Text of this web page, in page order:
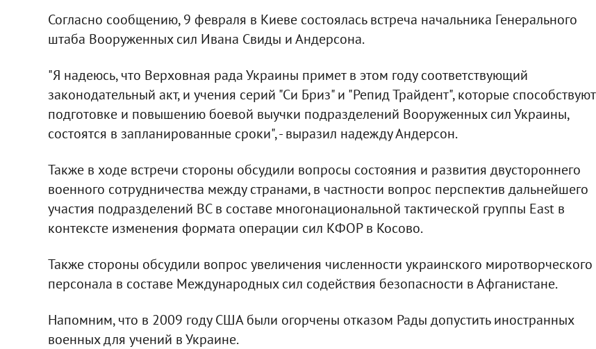
Согласно сообщению, 9 февраля в Киеве состоялась встреча начальника Генерального
штаба Вооруженных сил Ивана Свиды и Андерсона.
"Я надеюсь, что Верховная рада Украины примет в этом году соответствующий
законодательный акт, и учения серий "Си Бриз" и "Репид Трайдент", которые способствуют
подготовке и повышению боевой выучки подразделений Вооруженных сил Украины,
состоятся в запланированные сроки", - выразил надежду Андерсон.
Также в ходе встречи стороны обсудили вопросы состояния и развития двустороннего
военного сотрудничества между странами, в частности вопрос перспектив дальнейшего
участия подразделений ВС в составе многонациональной тактической группы Еast в
контексте изменения формата операции сил КФОР в Косово.
Также стороны обсудили вопрос увеличения численности украинского миротворческого
персонала в составе Международных сил содействия безопасности в Афганистане.
Напомним, что в 2009 году США были огорчены отказом Рады допустить иностранных
военных для учений в Украине.